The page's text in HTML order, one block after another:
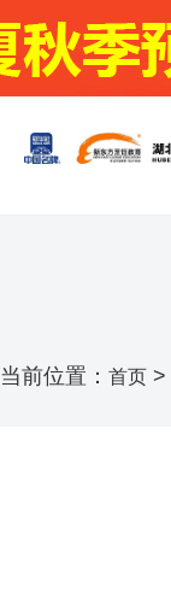
当前位置： 首页 >